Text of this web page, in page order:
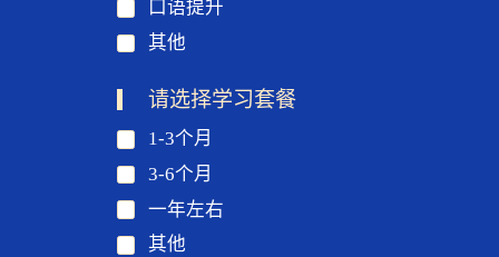
口语提升
其他
请选择学习套餐
1-3个月
3-6个月
一年左右
其他